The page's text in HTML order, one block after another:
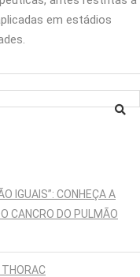
em estádios
IGUAIS”: CONHEÇA A
CANCRO DO PULMÃO